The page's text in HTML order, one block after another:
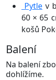
Pytle v
60 × 65
košů
Balení
Na balení
dohlížíme.